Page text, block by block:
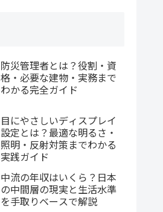
防災管理者とは？役割・資
格・必要な建物・実務まで
わかる完全ガイド
目にやさしいディスプレイ
設定とは？最適な明るさ・
照明・反射対策までわかる
実践ガイド
中流の年収はいくら？日本
の中間層の現実と生活水準
を手取りベースで解説